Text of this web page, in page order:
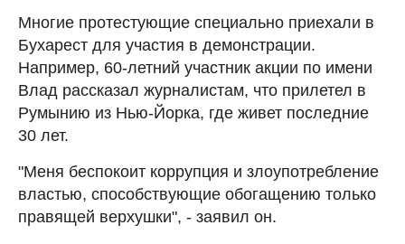
Многие протестующие специально приехали в
Бухарест для участия в демонстрации.
Например, 60-летний участник акции по имени
Влад рассказал журналистам, что прилетел в
Румынию из Нью-Йорка, где живет последние
30 лет.
"Меня беспокоит коррупция и злоупотребление
властью, способствующие обогащению только
правящей верхушки", - заявил он.